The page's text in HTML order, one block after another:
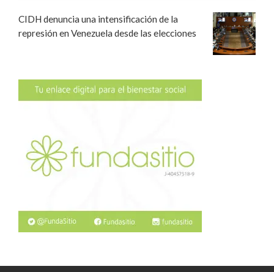
CIDH denuncia una intensificación de la
represión en Venezuela desde las elecciones